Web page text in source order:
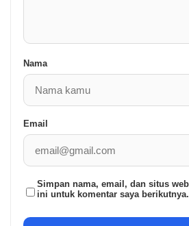
Nama
Email
Simpan nama, email, dan situs
ini untuk komentar saya berikutnya.